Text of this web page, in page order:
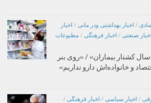
/ اخبار بهداشتی ودر مانی / اخبار
صنعتی / اخبار فرهنگی / مطبوعات
کشتار بیماران» / «روی بنر
و خانواده‌اش دارو نداریم»
/ اخبار سیاسی / اخبار فرهنگی /